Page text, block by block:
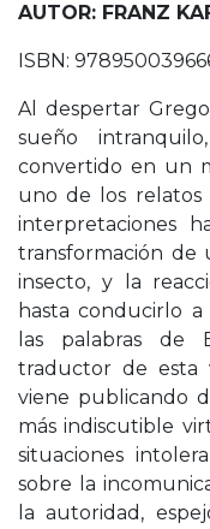
AUTOR: FRANZ
ISBN:
Al despertar
sueño
convertido en un
uno de los relatos
interpretaciones
transformación de
insecto, y la
hasta conducirlo
las palabras de
traductor de esta
viene publicando
más indiscutible
situaciones
sobre la
la autoridad,